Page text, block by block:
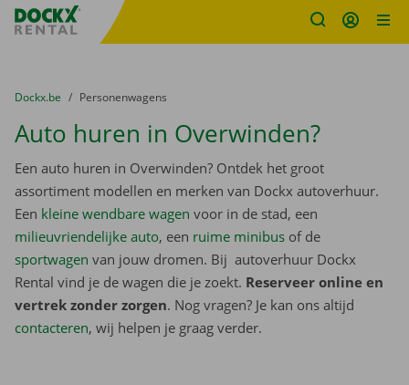
Fratello DEMO
U bevindt zich hier:
van
Dockx.be naar
Personenwagens
Auto huren in Overwinden?
Een auto huren in Overwinden? Ontdek het groot
assortiment modellen en merken van Dockx autoverhuur.
Een kleine wendbare wagen voor in de stad, een
milieuvriendelijke auto, een ruime minibus of de
sportwagen van jouw dromen. Bij autoverhuur Dockx
Rental vind je de wagen die je zoekt. Reserveer online en
vertrek zonder zorgen. Nog vragen? Je kan ons altijd
contacteren, wij helpen je graag verder.